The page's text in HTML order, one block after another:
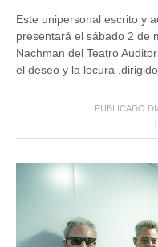
Este unipersonal escrito y
presentará el sábado 2 de
Nachman del Teatro
el deseo y la locura
PUBLICADO